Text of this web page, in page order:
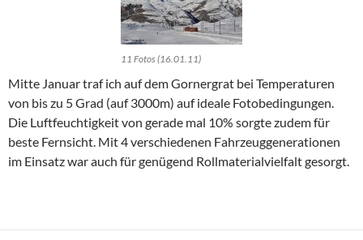
11 Fotos (16.01.11)
Mitte Januar traf ich auf dem Gornergrat bei Temperaturen
von bis zu 5 Grad (auf 3000m) auf ideale Fotobedingungen.
Die Luftfeuchtigkeit von gerade mal 10% sorgte zudem für
beste Fernsicht. Mit 4 verschiedenen Fahrzeuggenerationen
im Einsatz war auch für genügend Rollmaterialvielfalt gesorgt.